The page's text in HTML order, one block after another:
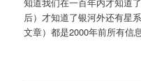
知道我们在一百年内才知道
后）才知道了银河外还有星
文章）都是2000年前所有信